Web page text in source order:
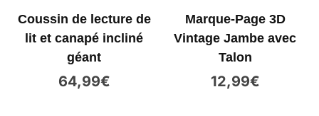
Coussin de lecture de
lit et canapé incliné
géant
64,99€
Marque-Page 3D
Vintage Jambe avec
Talon
12,99€